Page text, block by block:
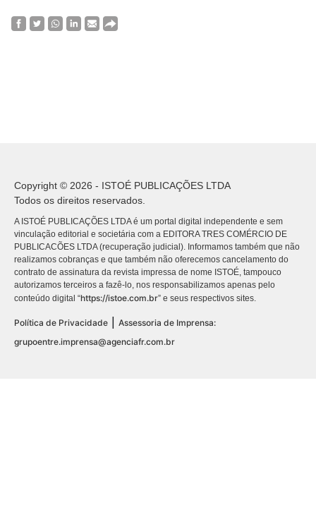
Copyright © 2026 - ISTOÉ PUBLICAÇÕES LTDA
Todos os direitos reservados.
A ISTOÉ PUBLICAÇÕES LTDA é um portal digital independente e sem
vinculação editorial e societária com a EDITORA TRES COMÉRCIO DE
PUBLICACÕES LTDA (recuperação judicial). Informamos também que não
realizamos cobranças e que também não oferecemos cancelamento do
contrato de assinatura da revista impressa de nome ISTOÉ, tampouco
autorizamos terceiros a fazê-lo, nos responsabilizamos apenas pelo
conteúdo digital “https://istoe.com.br” e seus respectivos sites.
Política de Privacidade
Assessoria de Imprensa:
grupoentre.imprensa@agenciafr.com.br